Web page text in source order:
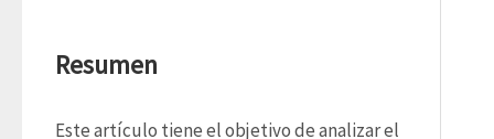
Resumen
Este artículo tiene el objetivo de analizar el